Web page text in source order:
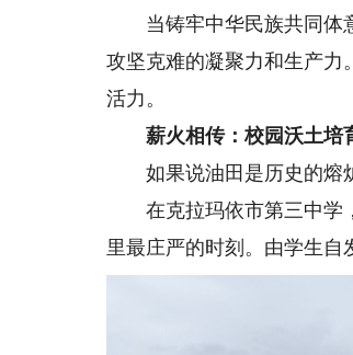
当铸牢中华民族共同体意
攻坚克难的凝聚力和生产力
活力。
薪火相传：校园沃土培
如果说油田是历史的熔炉
在克拉玛依市第三中学，
里最庄严的时刻。由学生自